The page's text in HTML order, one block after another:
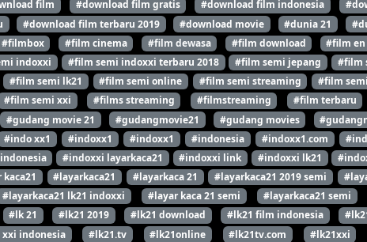
film #download film gratis #download film indonesia
#download film terbaru 2019 #download movie #dunia 21
#filmbox #film cinema #film dewasa #film download #film
indoxxi #film semi indoxxi terbaru 2018 #film semi jepang #film
#film semi lk21 #film semi online #film semi streaming #film
#film semi xxi #films streaming #filmstreaming #film terbaru
#gudang movie 21 #gudangmovie21 #gudang movies
#indo xx1 #indoxx1 #indoxx1 #indonesia #indoxx1.com
#indoxxi layarkaca21 #indoxxi link #indoxxi lk21
#layarkaca21 #layarkaca 21 #layarkaca21 2019 semi
#layarkaca21 lk21 indoxxi #layar kaca 21 semi #layarkaca21 semi
#lk 21 #lk21 2019 #lk21 download #lk21 film indonesia
xxi indonesia #lk21.tv #lk21online #lk21tv.com #lk21xxi